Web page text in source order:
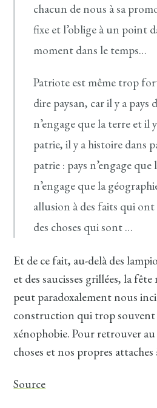
chacun de nous à sa
fixe et l’oblige à un point
moment dans le temps…
Patriote est même trop
dire paysan, car il y a pays
n’engage que la terre et il
patrie, il y a histoire dans
patrie : pays n’engage que
n’engage que la
allusion à des faits qui ont
des choses qui sont …
Et de ce fait, au-delà des
et des saucisses grillées, la
peut paradoxalement nous
construction qui trop souvent
xénophobie. Pour retrouver au
choses et nos propres attaches
Source